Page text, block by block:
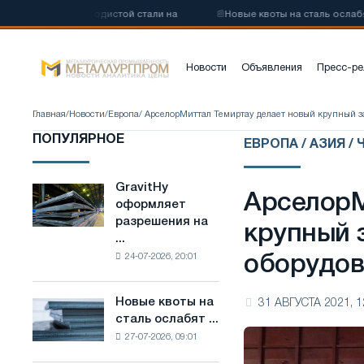
низкоуглеродистой стали на Новые квоты на сталь ослабят
Новости Объявления Пресс-
Главная/ Новости/ Европа/ АрселорМиттал Темиртау делает новый крупный
ПОПУЛЯРНОЕ
GravitHy
оформляет
разрешения
строительство
производству
низкоуглеродистой
GravitHy
оформляет
разрешения на
...
24-07-2026, 20:01
Новые
квоты
на
Новые квоты на
сталь ослабят ...
27-07-2026, 09:01
ЕВРОПА / АЗИЯ /
крупный
31 АВГУСТА 2021,